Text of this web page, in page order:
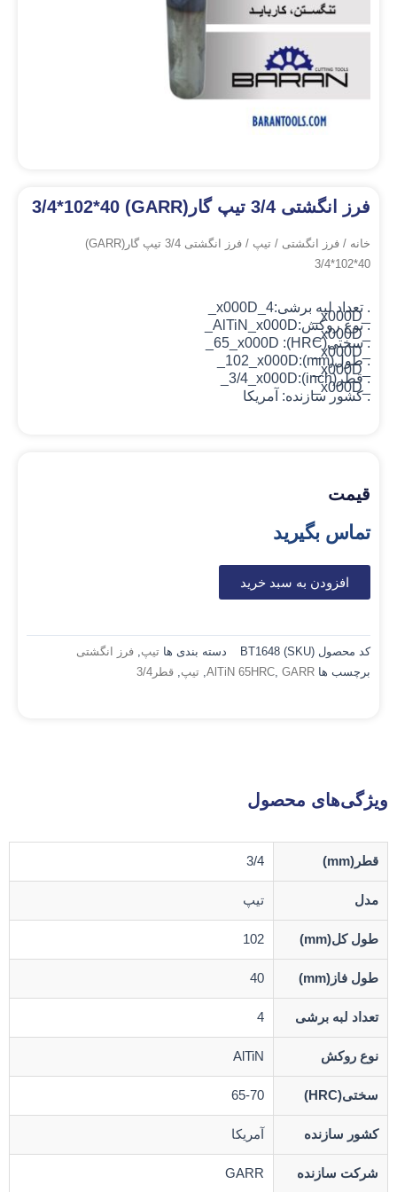
فرز انگشتی 3/4 تیپ گار(GARR) 3/4*102*40
خانه / فرز انگشتی / تیپ
/ فرز انگشتی 3/4 تیپ گار(GARR)
3/4*102*40
. تعداد لبه برشی:4_x000D_
_x000D_
. نوع روکش:AlTiN_x000D_
_x000D_
. سختی(HRC): 65_x000D_
_x000D_
. طول(mm):102_x000D_
_x000D_
. قطر(inch):3/4_x000D_
_x000D_
. کشور سازنده: آمریکا
قیمت
تماس بگیرید
افزودن به سبد خرید
کد محصول (SKU) BT1648 دسته بندی ها تیپ, فرز انگشتی
برچسب ها
AlTiN 65HRC, GARR
, تیپ, قطر3/4
ویژگی‌های محصول
قطر(mm) 3/4
مدل تیپ
طول کل(mm) 102
طول فاز(mm) 40
تعداد لبه برشی 4
نوع روکش AlTiN
سختی(HRC) 65-70
کشور سازنده آمریکا
شرکت سازنده GARR